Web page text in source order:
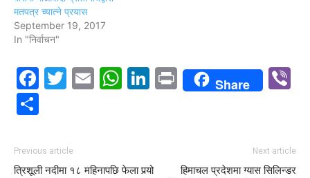
मतपत्र च्यात्ने प्रयास
September 19, 2017
In "निर्वाचन"
Facebook
Twitter
EmailWhatsApp
LinkedIn
PrintShare
Previous article
त्रिशूली नदीमा १८ महिनापछि फेला पर्‍यो
Next article
हिमाचल प्रदेशमा ग्यास सिलिन्डर